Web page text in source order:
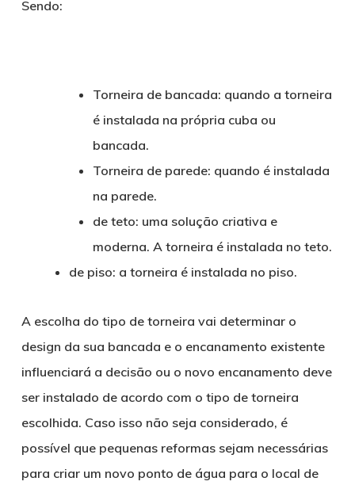
Sendo:
Torneira de bancada: quando a torneira
é instalada na própria cuba ou
bancada.
Torneira de parede: quando é instalada
na parede.
de teto: uma solução criativa e
moderna. A torneira é instalada no teto.
de piso: a torneira é instalada no piso.
A escolha do tipo de torneira vai determinar o
design da sua bancada e o encanamento existente
influenciará a decisão ou o novo encanamento deve
ser instalado de acordo com o tipo de torneira
escolhida. Caso isso não seja considerado, é
possível que pequenas reformas sejam necessárias
para criar um novo ponto de água para o local de